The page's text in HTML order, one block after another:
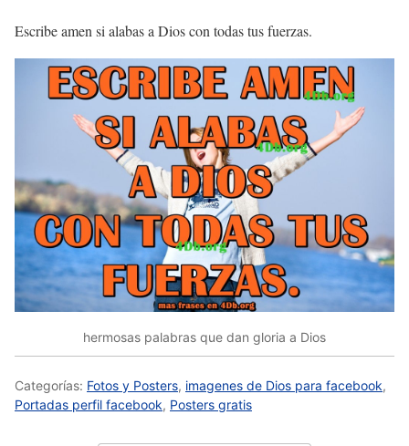
Escribe amen si alabas a Dios con todas tus fuerzas.
hermosas palabras que dan gloria a Dios
Categorías: Fotos y Posters, imagenes de Dios para facebook,
Portadas perfil facebook, Posters gratis